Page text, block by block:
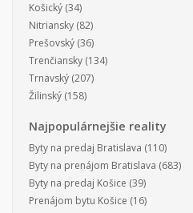
Košický (34)
Nitriansky (82)
Prešovský (36)
Trenčiansky (134)
Trnavský (207)
Žilinský (158)
Najpopulárnejšie reality
Byty na predaj Bratislava (110)
Byty na prenájom Bratislava (683)
Byty na predaj Košice (39)
Prenájom bytu Košice (16)